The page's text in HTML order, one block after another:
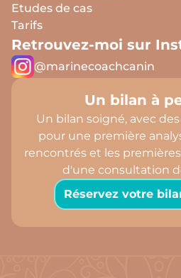
Etudes de cas
Tarifs
Retrouvez-moi sur
@marinecoachcanin
Un bilan à
Un bilan soigné, avec
pour une première
rencontrés et les
d'une consultation
Réservez votre